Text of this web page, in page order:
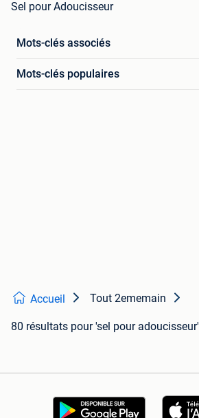
Sel pour Adoucisseur
Mots-clés associés
Mots-clés populaires
Accueil Tout 2ememain
80 résultats pour 'sel pour adoucisseur'